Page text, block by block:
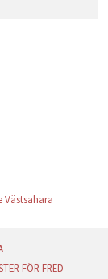
Västsahara
FÖR FRED